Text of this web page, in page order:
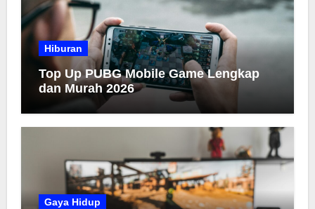
Hiburan
Top Up PUBG Mobile Game Lengkap
dan Murah 2026
Gaya Hidup